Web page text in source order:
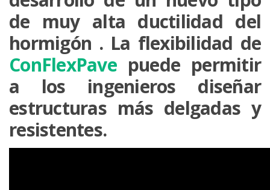
de muy alta ductilidad del
hormigón . La flexibilidad de
ConFlexPavepuede permitir
a los ingenieros diseñar
estructuras más delgadas y
resistentes.